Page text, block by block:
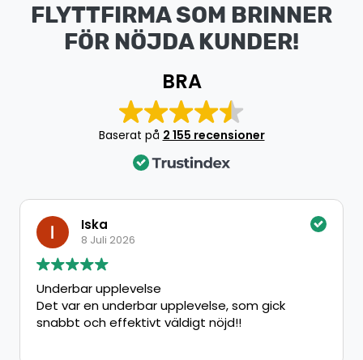
FLYTTFIRMA SOM BRINNER
FÖR NÖJDA KUNDER!
BRA
Baserat på 2 155 recensioner
Iska
8 Juli 2026
Underbar upplevelse
Det var en underbar upplevelse, som gick
snabbt och effektivt väldigt nöjd!!